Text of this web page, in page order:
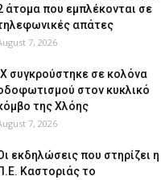
άτομα που εμπλέκονται σε
απάτες
7, 2026
ΙΧ συγκρούστηκε σε κολόνα
στον κυκλικό
της Χλόης
7, 2026
εκδηλώσεις που στηρίζει η
Καστοριάς το